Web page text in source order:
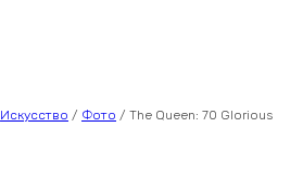
Искусство / Фото / The Queen: 70 Glorious